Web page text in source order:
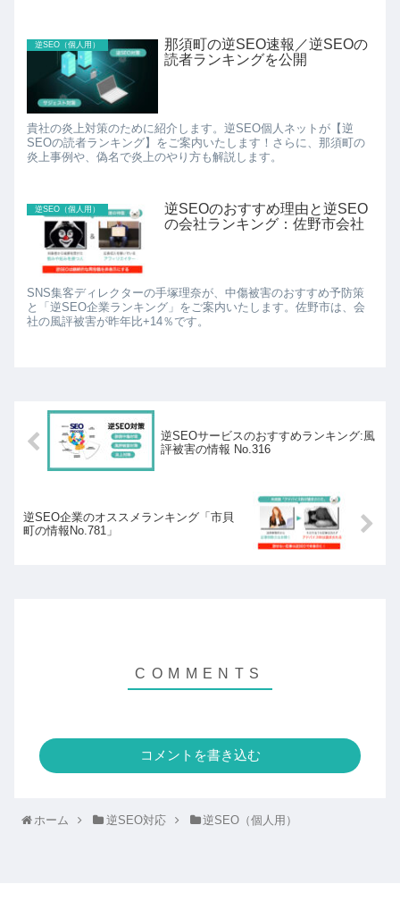
逆SEO（個人用）
那須町の逆SEO速報／逆SEOの
読者ランキングを公開
貴社の炎上対策のために紹介します。逆SEO個人ネットが【逆
SEOの読者ランキング】をご案内いたします！さらに、那須町の
炎上事例や、偽名で炎上のやり方も解説します。
逆SEO（個人用）
逆SEOのおすすめ理由と逆SEO
の会社ランキング：佐野市会社
SNS集客ディレクターの手塚理奈が、中傷被害のおすすめ予防策
と「逆SEO企業ランキング」をご案内いたします。佐野市は、会
社の風評被害が昨年比+14％です。
逆SEOサービスのおすすめランキング:風
評被害の情報 No.316
逆SEO企業のオススメランキング「市貝
町の情報No.781」
コメントを書き込む
ホーム 逆SEO対応 逆SEO（個人用）